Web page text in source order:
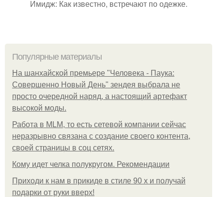
Имидж: Как известно, встречают по одежке.
Популярные материалы
На шанхайской премьере "Человека - Паука:
Совершенно Новый День" зендея выбрала не
просто очередной наряд, а настоящий артефакт
высокой моды.
Работа в MLM, то есть сетевой компании сейчас
неразрывно связана с создание своего контента,
своей страницы в соц сетях.
Кому идет челка полукругом. Рекомендации
Приходи к нам в прикиде в стиле 90 х и получай
подарки от руки вверх!